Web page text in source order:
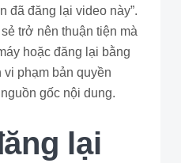
đã đăng lại video này”.
trở nên thuận tiện mà
hoặc đăng lại bằng
vi phạm bản quyền
gốc nội dung.
lại